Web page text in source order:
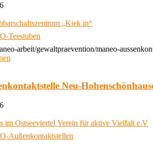
„Kiek in“
Teestuben
arbeit/gewaltpraevention/maneo-
Neu-
im Ostseeviertel Verein für aktive Vielfalt e.V
Außenkontaktstellen